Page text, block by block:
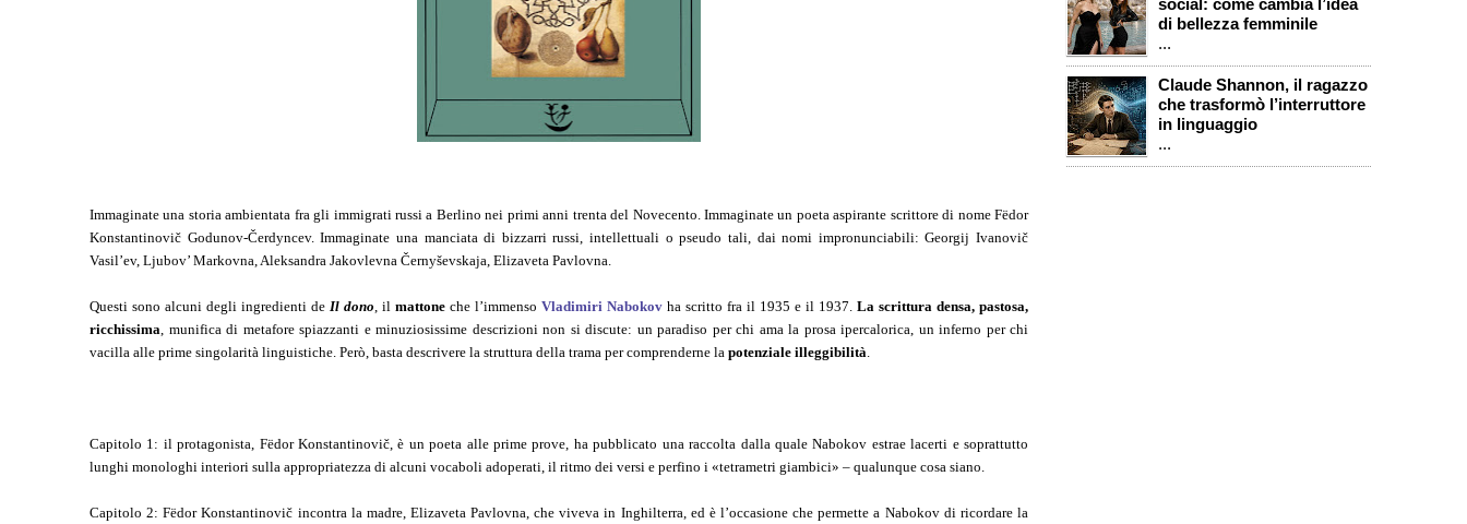
Immaginate una storia ambientata fra gli immigrati russi a Berlino nei primi anni trenta del Novecento. Immaginate un poeta aspirante scrittore di nome Fëdor
Konstantinovič Godunov-Čerdyncev. Immaginate una manciata di bizzarri russi, intellettuali o pseudo tali, dai nomi impronunciabili: Georgij Ivanovič
Vasil’ev, Ljubov’ Markovna, Aleksandra Jakovlevna Černyševskaja, Elizaveta Pavlovna.
Questi sono alcuni degli ingredienti de Il dono , il mattone che l’immenso Vladimiri Nabokov ha scritto fra il 1935 e il 1937. La scrittura densa, pastosa,
ricchissima , munifica di metafore spiazzanti e minuziosissime descrizioni non si discute: un paradiso per chi ama la prosa ipercalorica, un inferno per chi
vacilla alle prime singolarità linguistiche. Però, basta descrivere la struttura della trama per comprenderne la potenziale illeggibilità
Capitolo 1: il protagonista, Fëdor Konstantinovič, è un poeta alle prime prove, ha pubblicato una raccolta dalla quale Nabokov estrae lacerti e soprattutto
lunghi monologhi interiori sulla appropriatezza di alcuni vocaboli adoperati, il ritmo dei versi e perfino i «tetrametri giambici» – qualunque cosa siano.
Capitolo 2: Fëdor Konstantinovič incontra la madre, Elizaveta Pavlovna, che viveva in Inghilterra, ed è l’occasione che permette a Nabokov di ricordare la
social: come cambia l’idea
di bellezza femminile
...
Claude Shannon, il ragazzo
che trasformò l’interruttore
in linguaggio
...